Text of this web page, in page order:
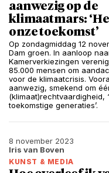
aanwezig op de
klimaatmars:
onze toekomst’
Op zondagmiddag 12
Dam groen. In aanloop
Kamerverkiezingen
85.000 mensen om
voor de klimaatcrisis.
aanwezig, smekend om
(klimaat)rechtvaardigheid,
toekomstige generaties’.
8 november 2023
Iris van Boven
KUNST & MEDIA